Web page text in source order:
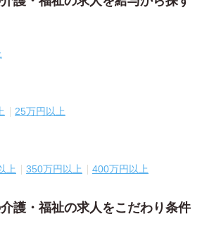
25万円以上
上 350万円以上 400万円以上
護・福祉の求人をこだわり条件